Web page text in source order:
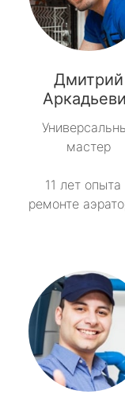
Дмитрий
мастер
11 лет опыта
ремонте